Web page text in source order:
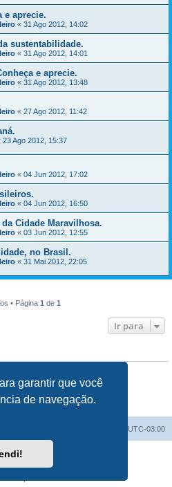
garantir que você
de navegação.
e aprecie.
« 31 Ago 2012, 14:02
sustentabilidade.
« 31 Ago 2012, 14:01
e aprecie.
« 31 Ago 2012, 13:48
« 27 Ago 2012, 11:42
23 Ago 2012, 15:37
« 04 Jun 2012, 17:02
« 04 Jun 2012, 16:50
Cidade Maravilhosa.
« 03 Jun 2012, 12:55
no Brasil.
« 31 Mai 2012, 22:05
• Página 1 de 1
Ir para
UTC-03:00
Software © phpBB Limited
Suporte phpBB